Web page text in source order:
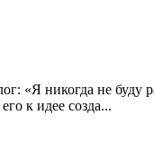
«Я никогда не буду
к идее созда...